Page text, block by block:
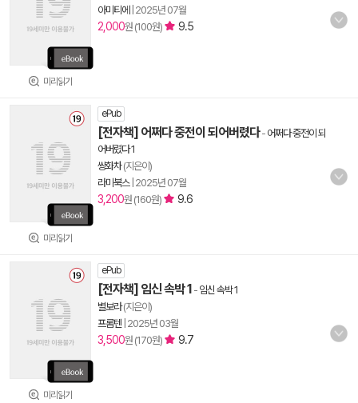
미리읽기
아미티에
2025년 07월
2,000원 (100원) 9.5
미리읽기
ePub
[전자책] 어쩌다 중전이 되어버렸다- 어쩌다 중전이 되
어버렸다 1
쌍화차(지은이)
라미북스| 2025년 07월
3,200원 (160원) 9.6
미리읽기
ePub
[전자책] 임신 속박 1 - 임신 속박 1
별보라(지은이)
프롬텐 2025년 03월
3,500원 (170원) 9.7